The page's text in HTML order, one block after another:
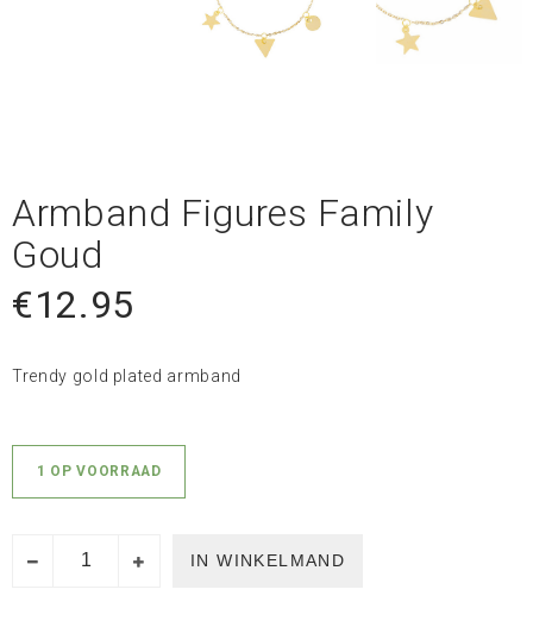
Armband Figures Family
Goud
€12.95
Trendy gold plated armband
1 OP VOORRAAD
IN WINKELMAND